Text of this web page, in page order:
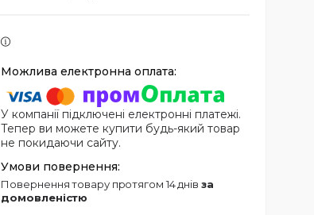
У компанії підключені електронні платежі.
Тепер ви можете купити будь-який товар
не покидаючи сайту.
повернення товару протягом 14 днів за
домовленістю